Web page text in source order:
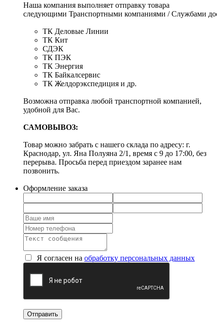
Наша компания выполняет отправку товара
следующими Транспортными компаниями / Службами
ТК Деловые Линии
ТК Кит
СДЭК
ТК ПЭК
ТК Энергия
ТК Байкалсервис
ТК Желдорэкспедиция и др.
Возможна отправка любой транспортной компанией,
удобной для Вас.
САМОВЫВОЗ:
Товар можно забрать с нашего склада по адресу: г.
Краснодар, ул. Яна Полуяна 2/1, время с 9 до 17:00, без
перерыва. Просьба перед приездом заранее нам
позвонить.
Оформление заказа
Я согласен на обработку персональных данных